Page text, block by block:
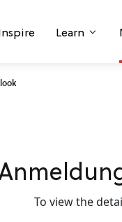
Learn
To view the